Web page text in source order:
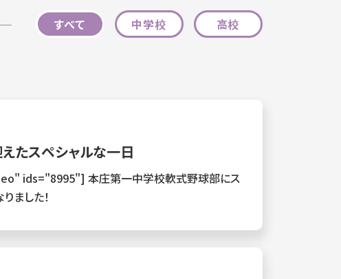
すべて 中学校 高校
たスペシャルな一日
学校軟式野球部にス
ました！